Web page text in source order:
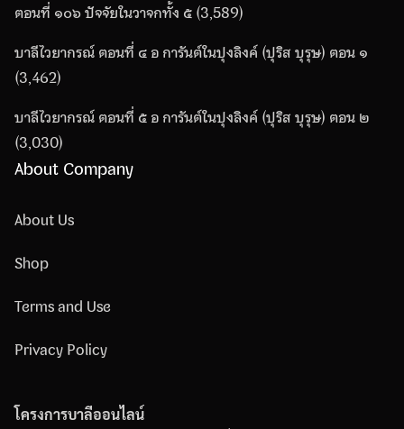
ตอนที่ ๑๐๖ ปัจจัยในวาจกทั้ง ๕(3,589)
บาลีไวยากรณ์ ตอนที่ ๔ อ การันต์ในปุงลิงค์ (ปุริส บุรุษ) ตอน ๑
(3,462)
บาลีไวยากรณ์ ตอนที่ ๕ อ การันต์ในปุงลิงค์ (ปุริส บุรุษ) ตอน ๒
(3,030)
About Company
About Us
Shop
Terms and Use
Privacy Policy
โครงการบาลีออนไลน์